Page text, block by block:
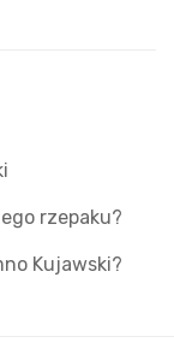
rzepaku?
Kujawski?